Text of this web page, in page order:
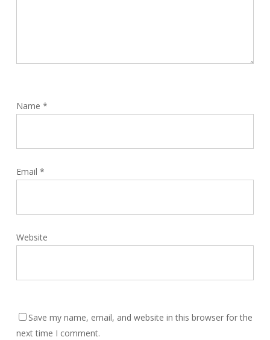
Name *
Email *
Website
Save my name, email, and website in this browser for the
next time I comment.